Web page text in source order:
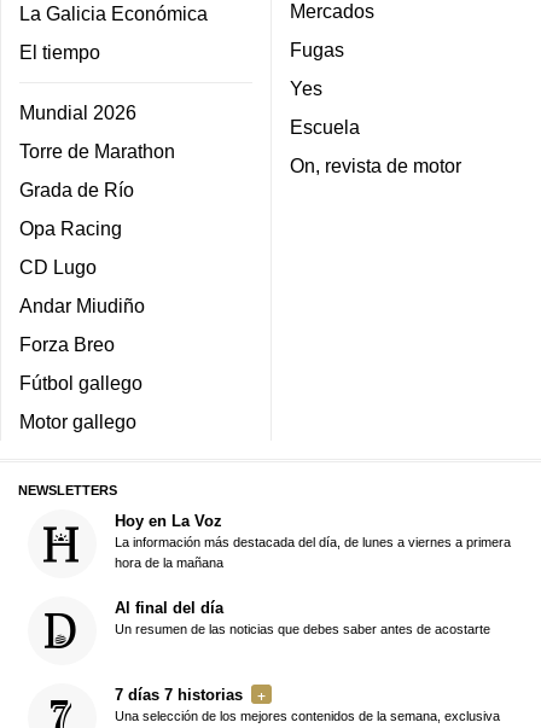
La Galicia Económica
El tiempo
Mundial 2026
Torre de Marathon
Grada de Río
Opa Racing
CD Lugo
Andar Miudiño
Forza Breo
Fútbol gallego
Motor gallego
Mercados
Fugas
Yes
Escuela
On, revista de motor
NEWSLETTERS
Hoy en La Voz
La información más destacada del día, de lunes a viernes a primera
hora de la mañana
Al final del día
Un resumen de las noticias que debes saber antes de acostarte
7 días 7 historias
Una selección de los mejores contenidos de la semana, exclusiva